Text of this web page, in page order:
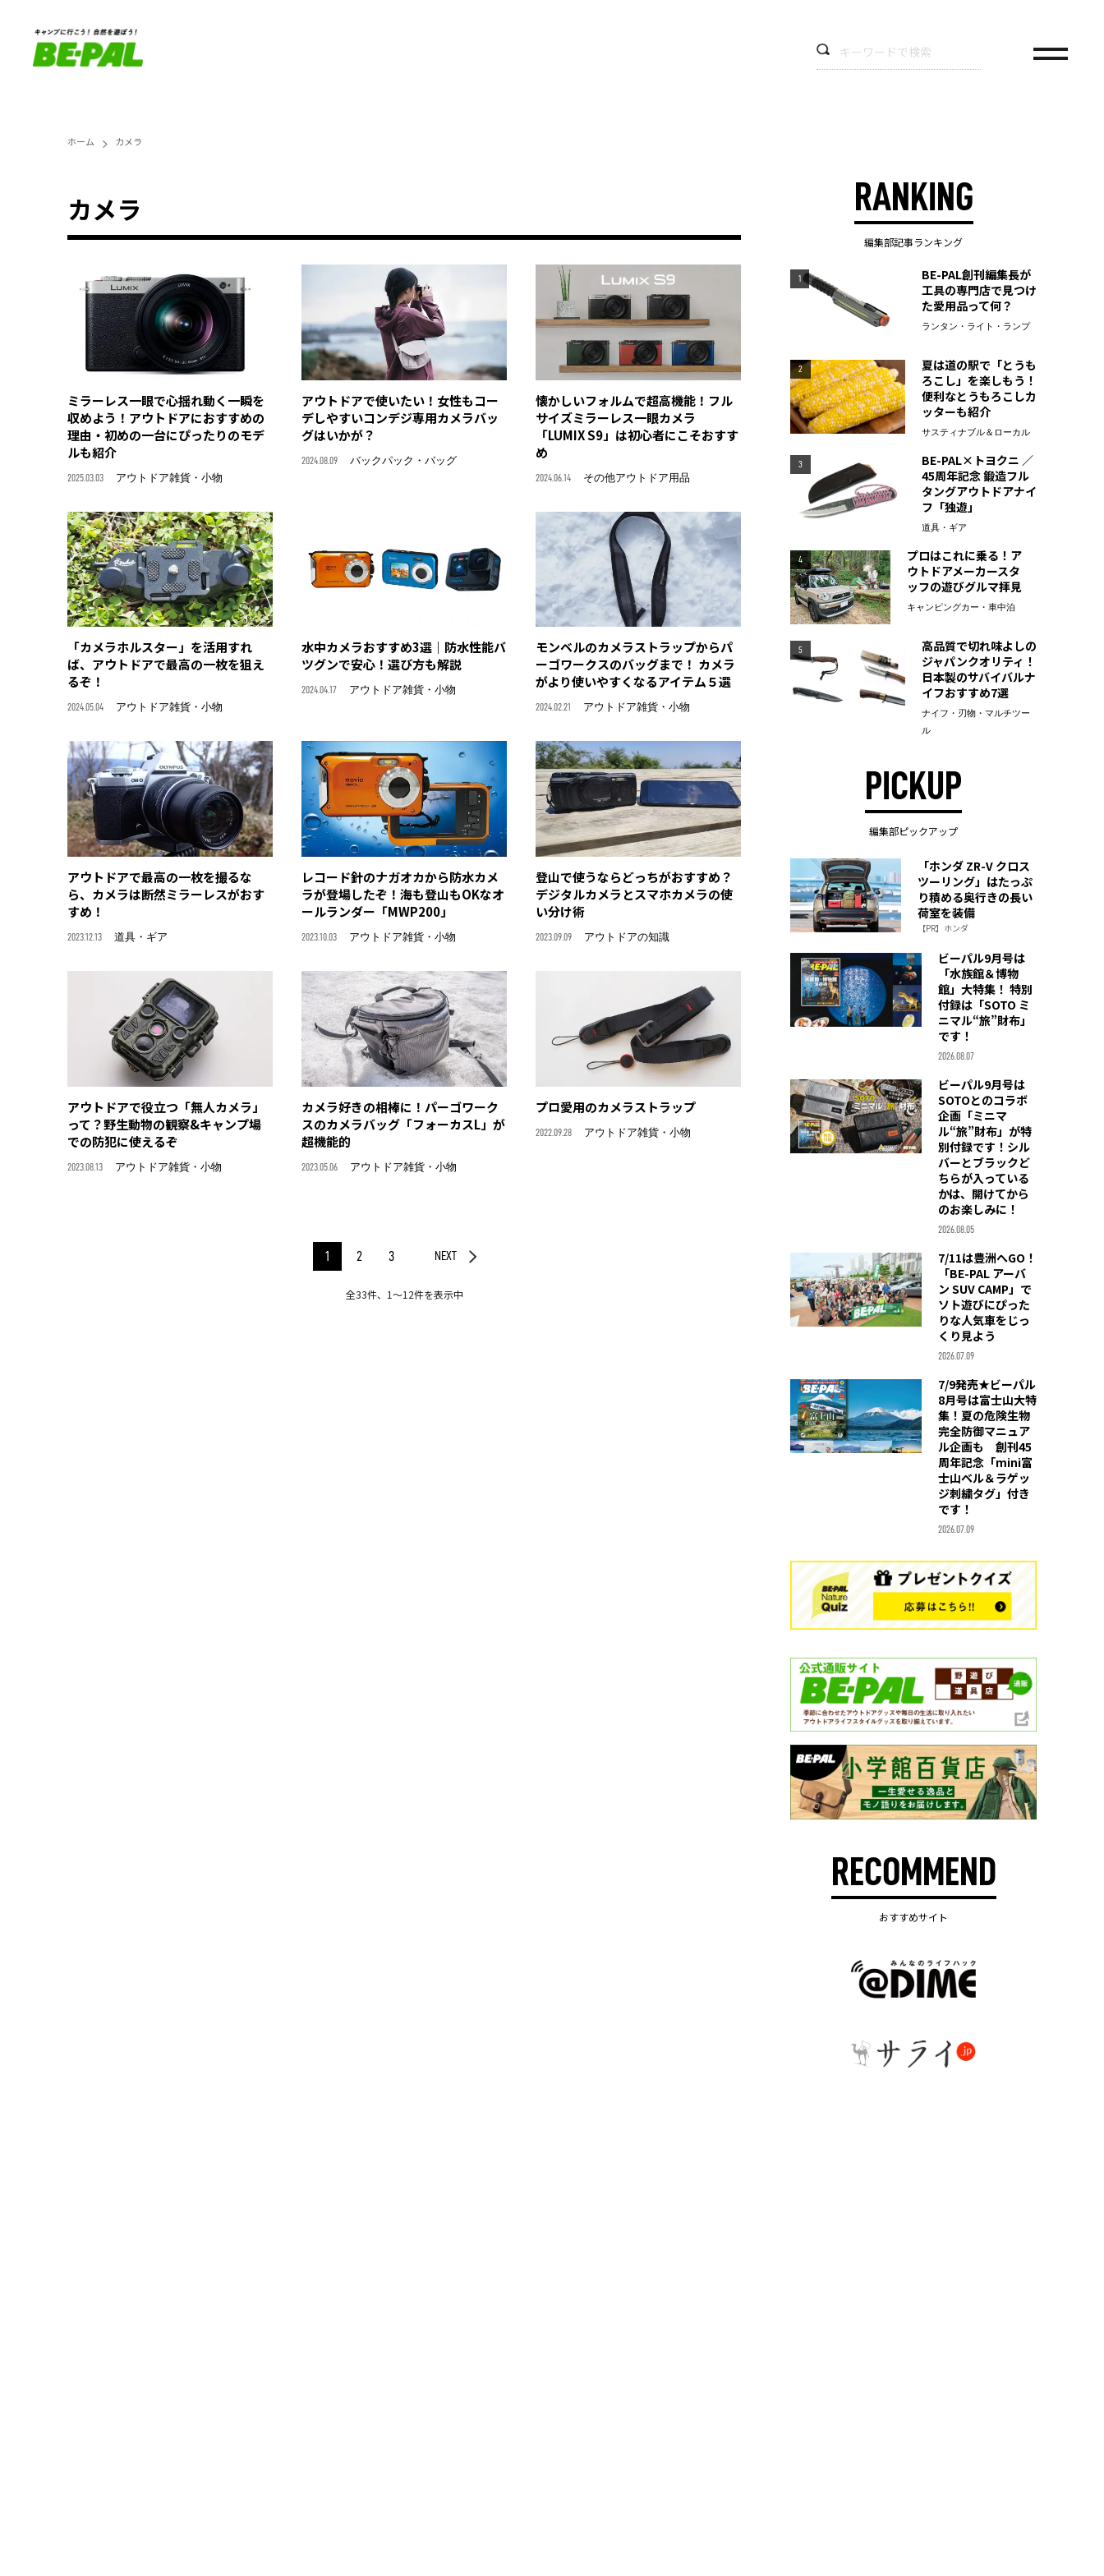
ホーム カメラ
カメラ
ミラーレス一眼で心揺れ動く一瞬を
収めよう！アウトドアにおすすめの
理由・初めの一台にぴったりのモデ
ルも紹介
2025.03.03 アウトドア雑貨・小物
アウトドアで使いたい！女性もコー
デしやすいコンデジ専用カメラバッ
グはいかが？
2024.08.09 バックパック・バッグ
懐かしいフォルムで超高機能！フル
サイズミラーレス一眼カメラ
「LUMIX S9」は初心者にこそおすす
め
2024.06.14 その他アウトドア用品
「カメラホルスター」を活用すれ
ば、アウトドアで最高の一枚を狙え
るぞ！
2024.05.04 アウトドア雑貨・小物
水中カメラおすすめ3選｜防水性能バ
ツグンで安心！選び方も解説
2024.04.17 アウトドア雑貨・小物
モンベルのカメラストラップからパ
ーゴワークスのバッグまで！ カメラ
がより使いやすくなるアイテム５選
2024.02.21 アウトドア雑貨・小物
アウトドアで最高の一枚を撮るな
ら、カメラは断然ミラーレスがおす
すめ！
2023.12.13 道具・ギア
レコード針のナガオカから防水カメ
ラが登場したぞ！海も登山もOKなオ
ールランダー「MWP200」
2023.10.03 アウトドア雑貨・小物
登山で使うならどっちがおすすめ？
デジタルカメラとスマホカメラの使
い分け術
2023.09.09 アウトドアの知識
アウトドアで役立つ「無人カメラ」
って？野生動物の観察&キャンプ場
での防犯に使えるぞ
2023.08.13 アウトドア雑貨・小物
カメラ好きの相棒に！パーゴワーク
スのカメラバッグ「フォーカスL」が
超機能的
2023.05.06 アウトドア雑貨・小物
プロ愛用のカメラストラップ
2022.09.28 アウトドア雑貨・小物
1 2 3 NEXT
全33件、1〜12件を表示中
RANKING
編集部記事ランキング
1
BE-PAL創刊編集長が
工具の専門店で見つけ
た愛用品って何？
ランタン・ライト・ランプ
2
夏は道の駅で「とうも
ろこし」を楽しもう！
便利なとうもろこしカ
ッターも紹介
サスティナブル＆ローカル
3
BE-PAL×トヨクニ ／
45周年記念 鍛造フル
タングアウトドアナイ
フ「独遊」
道具・ギア
4
プロはこれに乗る！ア
ウトドアメーカースタ
ッフの遊びグルマ拝見
キャンピングカー・車中泊
5
高品質で切れ味よしの
ジャパンクオリティ！
日本製のサバイバルナ
イフおすすめ7選
ナイフ・刃物・マルチツー
ル
PICKUP
編集部ピックアップ
「ホンダ ZR-V クロス
ツーリング」はたっぷ
り積める奥行きの長い
荷室を装備
【PR】ホンダ
ビーパル9月号は
「水族館＆博物
館」大特集！ 特別
付録は「SOTO ミ
ニマル“旅”財布」
です！
2026.08.07
ビーパル9月号は
SOTOとのコラボ
企画「ミニマ
ル“旅”財布」が特
別付録です！シル
バーとブラックど
ちらが入っている
かは、開けてから
のお楽しみに！
2026.08.05
7/11は豊洲へGO！
「BE-PAL アーバ
ン SUV CAMP」で
ソト遊びにぴった
りな人気車をじっ
くり見よう
2026.07.09
7/9発売★ビーパル
8月号は富士山大特
集！夏の危険生物
完全防御マニュア
ル企画も 創刊45
周年記念「mini富
士山ベル＆ラゲッ
ジ刺繍タグ」付き
です！
2026.07.09
RECOMMEND
おすすめサイト